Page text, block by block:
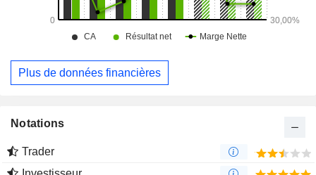
Plus de données financières
Notations
Trader